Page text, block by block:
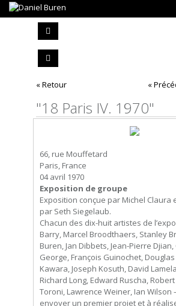
« Retour «
"18 Paris IV. 1970"
66, rue Mouffetard
Paris, France
04 avril 1970
Exposition de groupe
Exposition conçue par Michel Claura
par Seth Siegelaub.
Chacun des dix-huit artistes de
Barry, Marcel Broodthaers, Stanley
Buren, Jan Dibbets, Jean-Pierre
George, François Guinochet,
Kawara, Joseph Kosuth, David
Richard Long, Edward Ruscha,
Toroni, Lawrence Weiner, Ian Wilson
envoyer un premier projet et à